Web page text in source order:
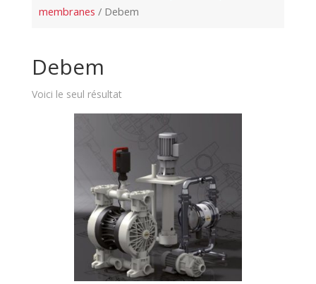
membranes / Debem
Debem
Voici le seul résultat